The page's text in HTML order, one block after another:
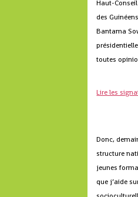
Haut-
des
Bantama
toutes
Lire les
Donc,
structure
jeunes
que j’aide